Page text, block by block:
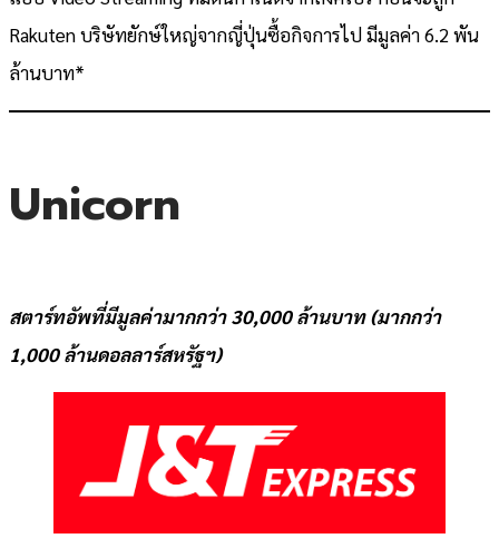
Rakuten บริษัทยักษ์ใหญ่จากญี่ปุ่นซื้อกิจการไป มีมูลค่า 6.2 พัน
ล้านบาท*
Unicorn
สตาร์ทอัพที่มีมูลค่ามากกว่า 30,000 ล้านบาท (มากกว่า
1,000 ล้านดอลลาร์สหรัฐฯ)